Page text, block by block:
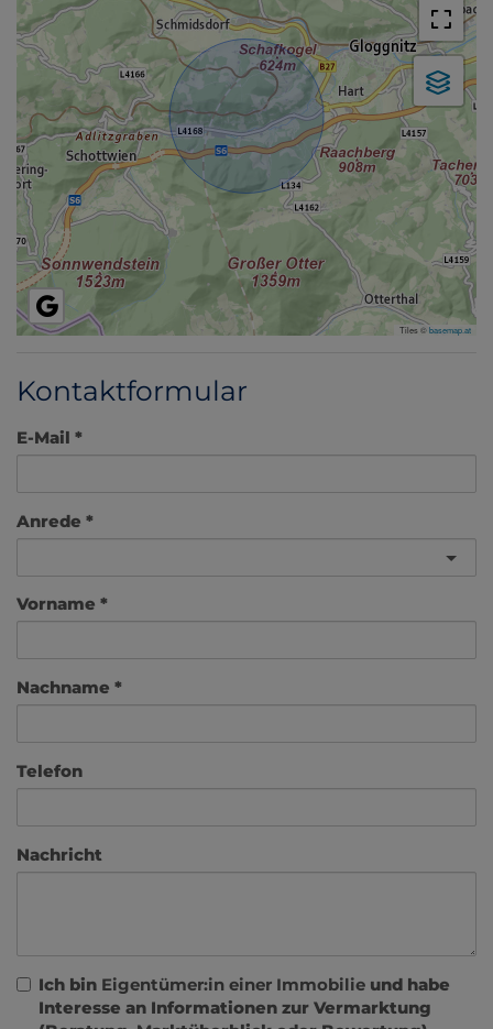
Tiles ©basemap.at
Kontaktformular
E-Mail
Anrede
Vorname
Nachname
Telefon
Nachricht
Ich bin Eigentümer:in einer Immobilie und habe
Interesse an Informationen zur Vermarktung